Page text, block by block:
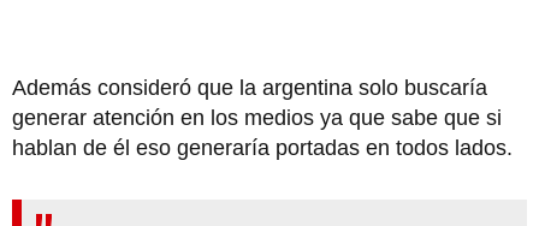
Además consideró que la argentina solo buscaría
generar atención en los medios ya que sabe que si
hablan de él eso generaría portadas en todos lados.